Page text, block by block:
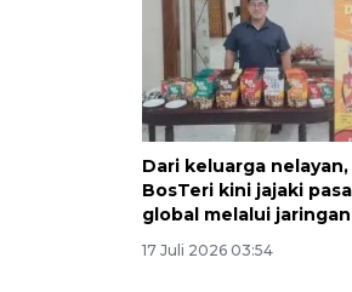
Dari keluarga nelayan,
BosTeri kini jajaki
global melalui jaringan
17 Juli 2026 03:54